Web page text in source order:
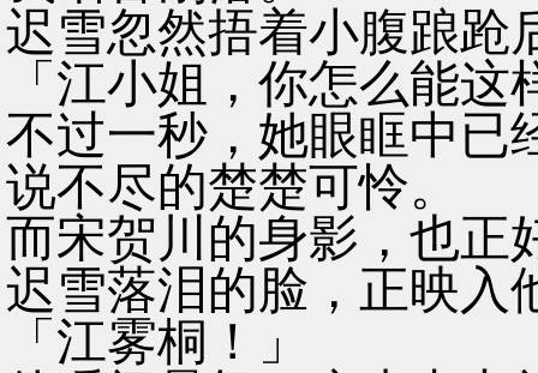
迟雪忽然捂着小腹踉跄
「江小姐，你怎么能
不过一秒，她眼眶中已
说不尽的楚楚可怜。
而宋贺川的身影，也正
迟雪落泪的脸，正映入
「江雾桐！」